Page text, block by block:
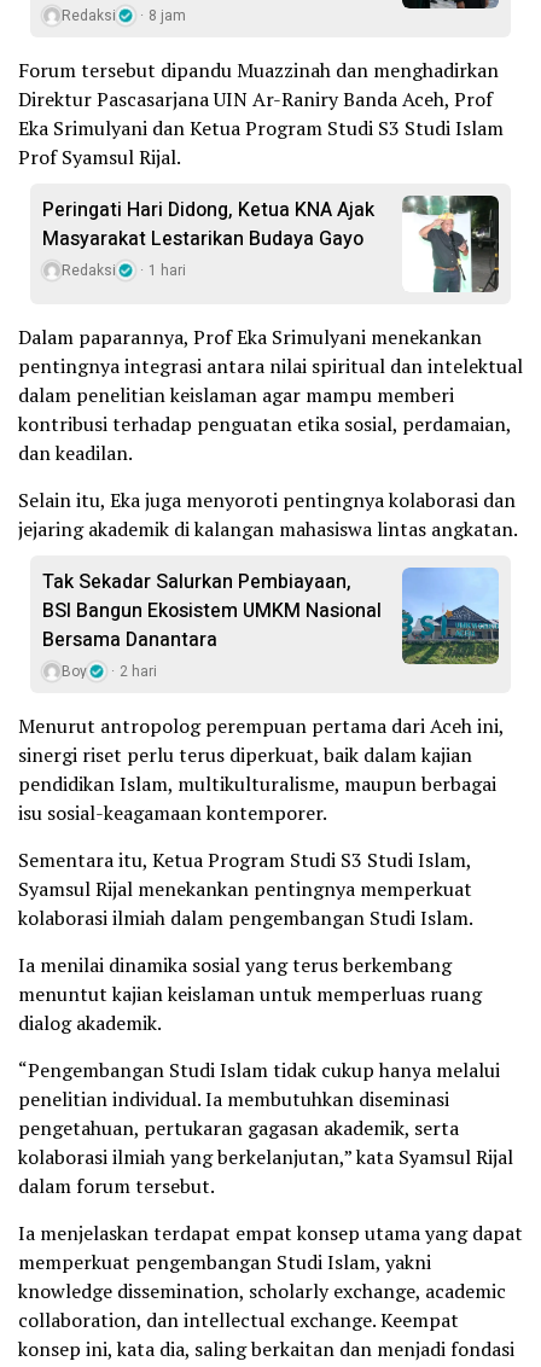
Redaksi 8 jam
Forum tersebut dipandu Muazzinah dan menghadirkan
Direktur Pascasarjana UIN Ar-Raniry Banda Aceh, Prof
Eka Srimulyani dan Ketua Program Studi S3 Studi Islam
Prof Syamsul Rijal.
Peringati Hari Didong, Ketua KNA Ajak
Masyarakat Lestarikan Budaya Gayo
Redaksi 1 hari
Dalam paparannya, Prof Eka Srimulyani menekankan
pentingnya integrasi antara nilai spiritual dan intelektual
dalam penelitian keislaman agar mampu memberi
kontribusi terhadap penguatan etika sosial, perdamaian,
dan keadilan.
Selain itu, Eka juga menyoroti pentingnya kolaborasi dan
jejaring akademik di kalangan mahasiswa lintas angkatan.
Tak Sekadar Salurkan Pembiayaan,
BSI Bangun Ekosistem UMKM Nasional
Bersama Danantara
Boy 2 hari
Menurut antropolog perempuan pertama dari Aceh ini,
sinergi riset perlu terus diperkuat, baik dalam kajian
pendidikan Islam, multikulturalisme, maupun berbagai
isu sosial-keagamaan kontemporer.
Sementara itu, Ketua Program Studi S3 Studi Islam,
Syamsul Rijal menekankan pentingnya memperkuat
kolaborasi ilmiah dalam pengembangan Studi Islam.
Ia menilai dinamika sosial yang terus berkembang
menuntut kajian keislaman untuk memperluas ruang
dialog akademik.
“Pengembangan Studi Islam tidak cukup hanya melalui
penelitian individual. Ia membutuhkan diseminasi
pengetahuan, pertukaran gagasan akademik, serta
kolaborasi ilmiah yang berkelanjutan,” kata Syamsul Rijal
dalam forum tersebut.
Ia menjelaskan terdapat empat konsep utama yang dapat
memperkuat pengembangan Studi Islam, yakni
knowledge dissemination, scholarly exchange, academic
collaboration, dan intellectual exchange. Keempat
konsep ini, kata dia, saling berkaitan dan menjadi fondasi